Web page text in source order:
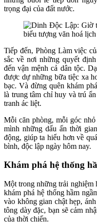
trọng đại của đất nước.
Tiếp đến, Phòng Làm việc
sắc về nơi những quyết
đến vận mệnh cả dân tộc.
được dự những bữa tiệc xa
bạc. Và đừng quên khám
là trung tâm chỉ huy và trú
tranh ác liệt.
Mỗi căn phòng, mỗi góc
mình những dấu ấn thời
động, giúp ta hiểu hơn về
bình, độc lập ngày hôm nay.
Khám phá hệ thống
Một trong những trải nghiệm
khám phá hệ thống hầm
vào không gian chật hẹp,
tông dày đặc, bạn sẽ cảm
của thời chiến.